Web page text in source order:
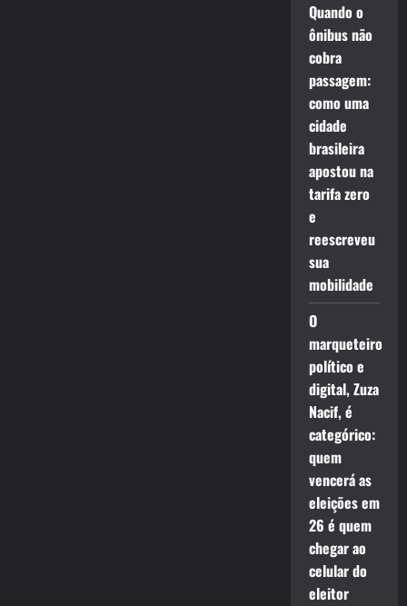
Quando o
ônibus não
cobra
passagem:
como uma
cidade
brasileira
apostou na
tarifa zero
e
reescreveu
sua
mobilidade
O
marqueteiro
político e
digital, Zuza
Nacif, é
categórico:
quem
vencerá as
eleições em
26 é quem
chegar ao
celular do
eleitor